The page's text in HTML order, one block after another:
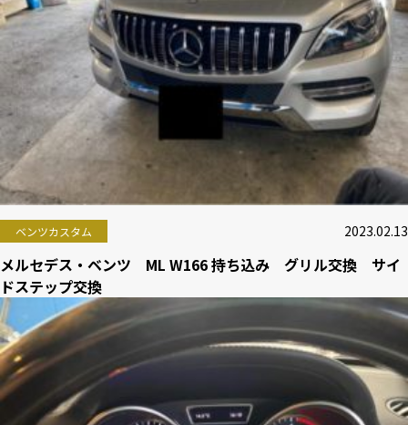
ベンツカスタム 2023.02.13
メルセデス・ベンツ ML W166 持ち込み グリル交換 サイ
ドステップ交換